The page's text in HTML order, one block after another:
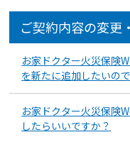
ご契約内容の変更
お家ドクター火災保険
を新たに追加したいの
お家ドクター火災保険
したらいいですか？